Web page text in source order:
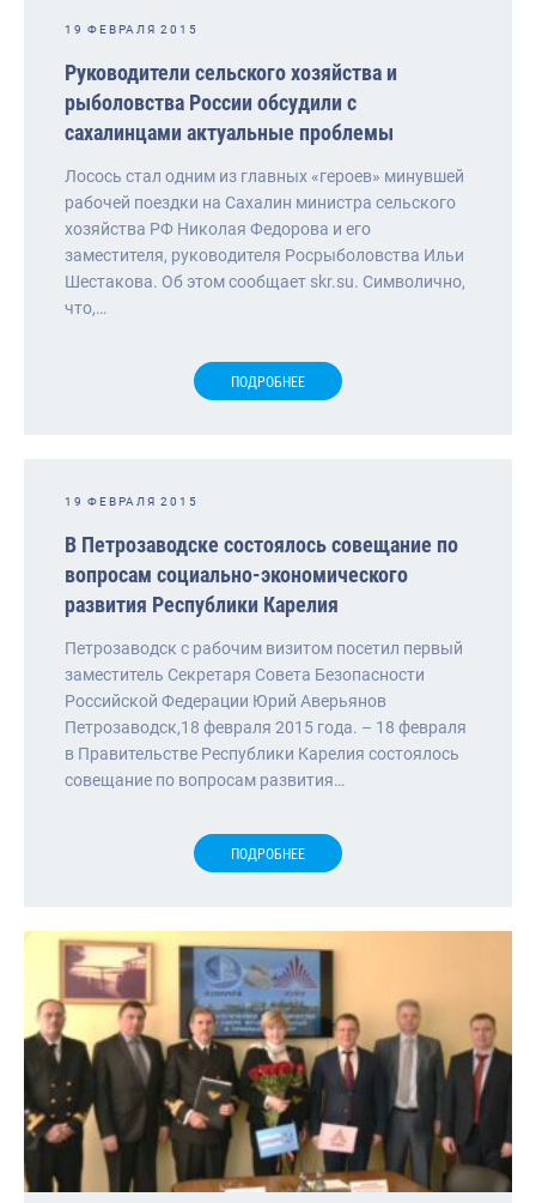
19 ФЕВРАЛЯ 2015
Руководители сельского хозяйства и
рыболовства России обсудили с
сахалинцами актуальные проблемы
Лосось стал одним из главных «героев» минувшей
рабочей поездки на Сахалин министра сельского
хозяйства РФ Николая Федорова и его
заместителя, руководителя Росрыболовства Ильи
Шестакова. Об этом сообщает skr.su. Символично,
что,…
ПОДРОБНЕЕ
19 ФЕВРАЛЯ 2015
В Петрозаводске состоялось совещание по
вопросам социально-экономического
развития Республики Карелия
Петрозаводск с рабочим визитом посетил первый
заместитель Секретаря Совета Безопасности
Российской Федерации Юрий Аверьянов
Петрозаводск,18 февраля 2015 года. – 18 февраля
в Правительстве Республики Карелия состоялось
совещание по вопросам развития…
ПОДРОБНЕЕ